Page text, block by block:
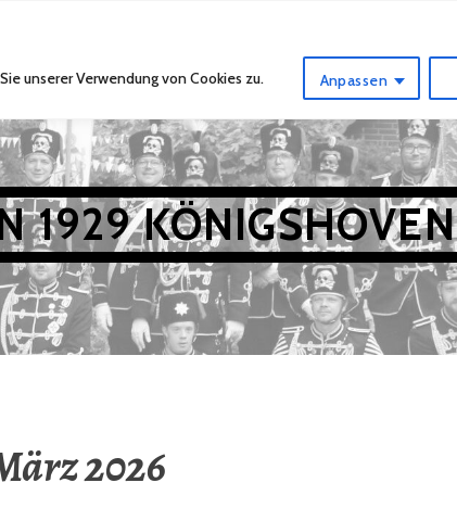
unserer Verwendung von Cookies zu. Anpassen
1929 KÖNIGSHOVEN
2026